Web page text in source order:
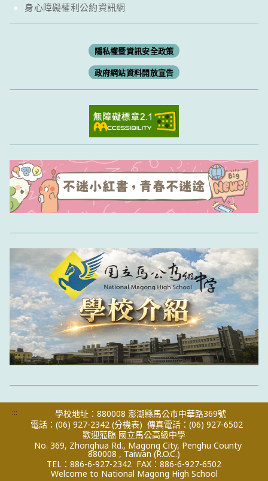
身心障礙權利公約資訊網
隱私權暨資訊安全政策
政府網站資料開放宣告
:::
學校地址：880008 澎湖縣馬公市中華路369號
電話：(06) 927-2342 (分機表) 傳真電話：(06) 927-6502
歡迎蒞臨 國立馬公高級中學
No. 369, Zhonghua Rd., Magong City, Penghu County
880008 , Taiwan (R.O.C.)
TEL：886-6-927-2342 FAX：886-6-927-6502
Welcome to National Magong High School